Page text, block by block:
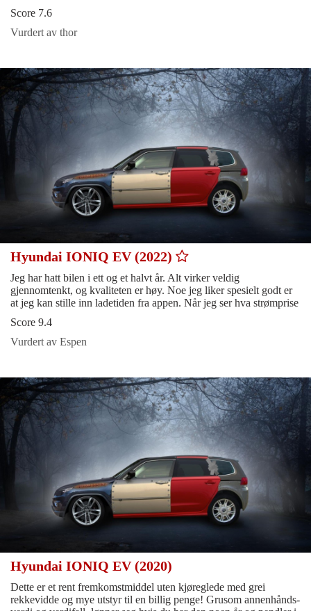
Score 7.6
Vurdert av thor
Hyundai IONIQ EV (2022)
Jeg har hatt bilen i ett og et halvt år. Alt virker veldig
gjennomtenkt, og kvaliteten er høy. Noe jeg liker spesielt godt er
at jeg kan stille inn ladetiden fra appen. Når jeg ser hva strømprise
Score 9.4
Vurdert av Espen
Hyundai IONIQ EV (2020)
Dette er et rent fremkomstmiddel uten kjøreglede med grei
rekkevidde og mye utstyr til en billig penge! Grusom annenhånds-